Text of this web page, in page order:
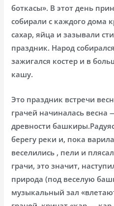
боткасы». В этот день
собирали с каждого дома
сахар, яйца и зазывали
праздник. Народ
зажигался костер и в
кашу.
Это праздник встречи
грачей начиналась весна
древности
берегу реки и, пока
веселились , пели и
грачи, это значит,
природа (под веселую
музыкальный зал